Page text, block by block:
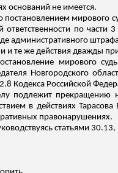
оснований не имеется.
постановлением мирового
по
административного
и те же действия дважды
мирового
Новгородского
Кодекса Российской
подлежит прекращению
в действиях
правонарушениях.
статьями